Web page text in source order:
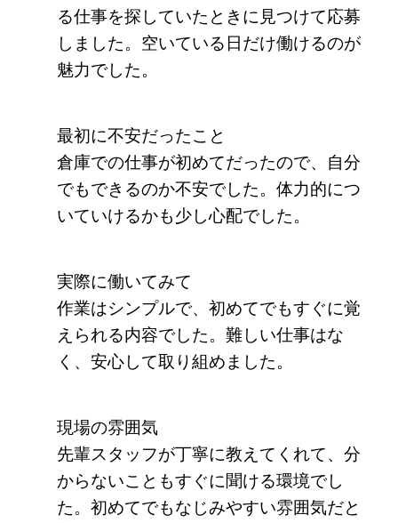
る仕事を探していたときに見つけて応募
しました。空いている日だけ働けるのが
魅力でした。
最初に不安だったこと
倉庫での仕事が初めてだったので、自分
でもできるのか不安でした。体力的につ
いていけるかも少し心配でした。
実際に働いてみて
作業はシンプルで、初めてでもすぐに覚
えられる内容でした。難しい仕事はな
く、安心して取り組めました。
現場の雰囲気
先輩スタッフが丁寧に教えてくれて、分
からないこともすぐに聞ける環境でし
た。初めてでもなじみやすい雰囲気だと